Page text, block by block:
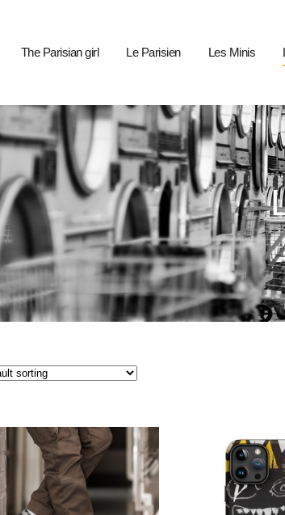
The Parisian girl Le Parisien Les Minis